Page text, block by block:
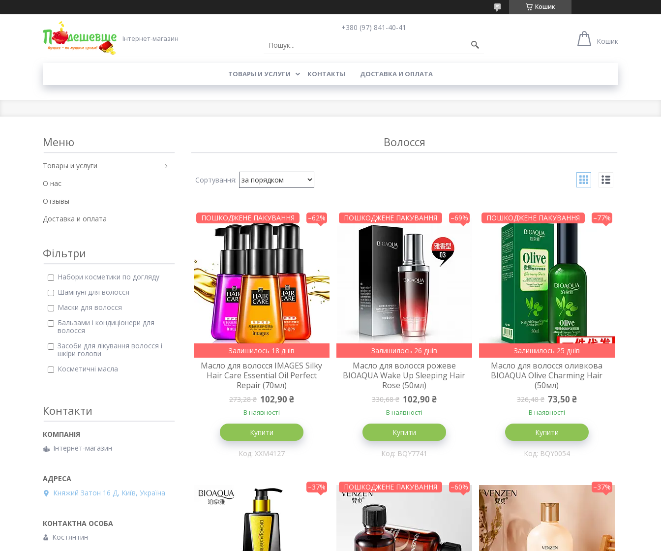
Кошик
Інтернет-магазин
+380 (97) 841-40-41
Кошик
ТОВАРЫ И УСЛУГИ КОНТАКТЫ ДОСТАВКА И ОПЛАТА
Волосся
ПОШКОДЖЕНЕ ПАКУВАННЯ –62%
Залишилось 18 днів
Масло для волосся IMAGES Silky
Hair Care Essential Oil Perfect
Repair (70мл)
273,28 ₴ 102,90 ₴
В наявності
Купити
XXM4127
ПОШКОДЖЕНЕ ПАКУВАННЯ –69%
Залишилось 26 днів
Масло для волосся рожеве
BIOAQUA Wake Up Sleeping Hair
Rose (50мл)
330,68 ₴ 102,90 ₴
В наявності
Купити
BQY7741
ПОШКОДЖЕНЕ ПАКУВАННЯ –77%
Залишилось 25 днів
Масло для волосся оливкова
BIOAQUA Olive Charming Hair
(50мл)
326,48 ₴ 73,50 ₴
В наявності
Купити
BQY0054
–37% ПОШКОДЖЕНЕ ПАКУВАННЯ –60% –37%
Товары и услуги
О нас
Отзывы
Доставка и оплата
Фільтри
Набори косметики по догляду
Шампуні для волосся
Маски для волосся
Бальзами і кондиціонери для
волосся
Засоби для лікування волосся і
шкіри голови
Косметичні масла
Контакти
Інтернет-магазин
Княжий Затон 16 Д, Київ, Україна
Костянтин